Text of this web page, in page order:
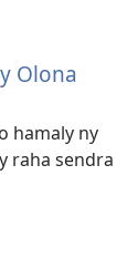
Olona
hamaly ny
raha sendra